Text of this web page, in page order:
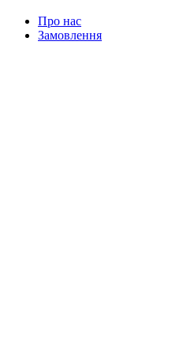
Про нас
Замовлення